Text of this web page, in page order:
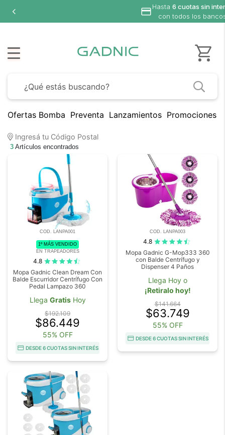
Hasta 6 cuotas sin
con todos los
Ofertas Bomba Preventa Lanzamientos Promociones
Ingresá tu Código Postal
3 Artículos encontrados
COD. LANPA001
1º MÁS VENDIDO
EN TRAPEADORES
4.8
Mopa Gadnic Clean Dream Con
Balde Escurridor Centrífugo Con
Pedal Lampazo 360
Llega GratisHoy
$192.109
$86.449
55% OFF
DESDE 6 CUOTAS SIN INTERÉS
COD. LANPA003
4.8
Mopa Gadnic G-Mop333 360
con Balde Centrífugo y
Dispenser 4 Paños
Llega Hoy o
¡Retiralo hoy!
$141.664
$63.749
55% OFF
DESDE 6 CUOTAS SIN INTERÉS